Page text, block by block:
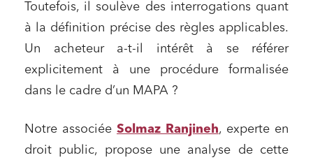
Toutefois, il soulève des interrogations quant
à la définition précise des règles applicables.
Un acheteur a-t-il intérêt à se référer
explicitement à une procédure formalisée
dans le cadre d’un MAPA ?
Notre associée Solmaz Ranjineh, experte en
droit public, propose une analyse de cette